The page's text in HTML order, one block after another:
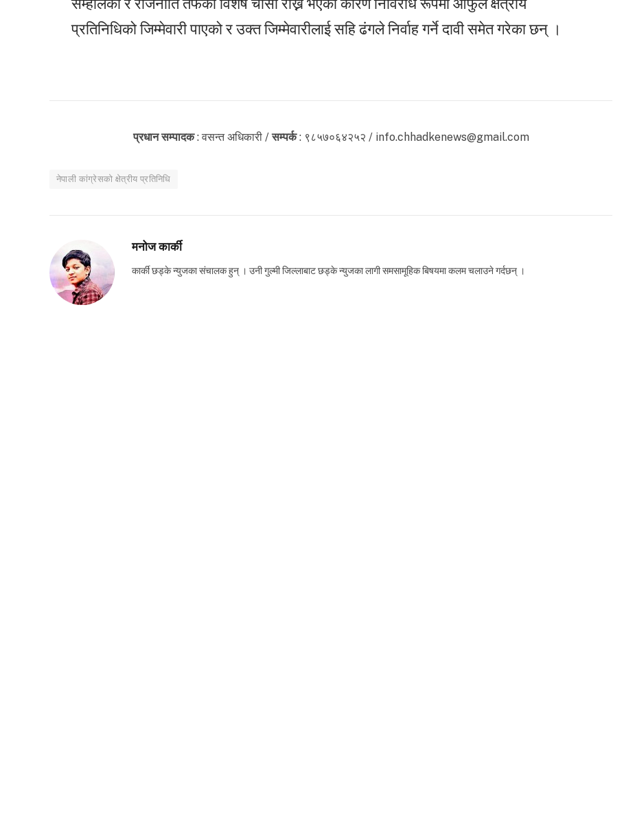
प्रतिनिधिको जिम्मेवारी पाएको र उक्त जिम्मेवारीलाई सहि ढंगले निर्वाह गर्ने दावी समेत गरेका छन् ।
प्रधान सम्पादक: वसन्त अधिकारी /सम्पर्क: ९८५७०६४२५२ / info.chhadkenews@gmail.com
नेपाली कांग्रेसको क्षेत्रीय प्रतिनिधि
मनोज कार्की
कार्की छड्के न्युजका संचालक हुन् । उनी गुल्मी जिल्लाबाट छड्के न्युजका लागी समसामूहिक बिषयमा कलम चलाउने गर्दछन् ।